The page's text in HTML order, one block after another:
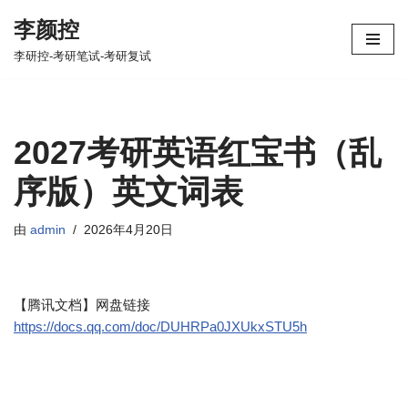
跳
李颜控
李研控-考研笔试-考研复试
2027考研英语红宝书（乱
序版）英文词表
由 admin 2026年4月20日
【腾讯文档】网盘链接
https://docs.qq.com/doc/DUHRPa0JXUkxSTU5h